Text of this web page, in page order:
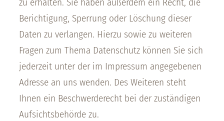
Berichtigung, Sperrung oder Löschung dieser
Daten zu verlangen. Hierzu sowie zu weiteren
Fragen zum Thema Datenschutz können Sie sich
jederzeit unter der im Impressum angegebenen
Adresse an uns wenden. Des Weiteren steht
Ihnen ein Beschwerderecht bei der zuständigen
Aufsichtsbehörde zu.